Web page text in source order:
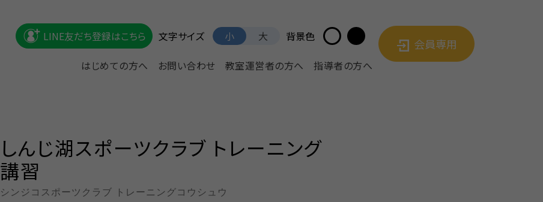
はじめての方へ お問い合わせ 教室運営者の方へ 指導者の方へ
LINE友だち登録はこちら 文字サイズ 小 大 背景色
会員専用
しんじ湖スポーツクラブ トレーニング
講習
シンジコスポーツクラブ トレーニングコウシュウ